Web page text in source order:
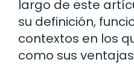
largo de este
su definición,
contextos en los
como sus